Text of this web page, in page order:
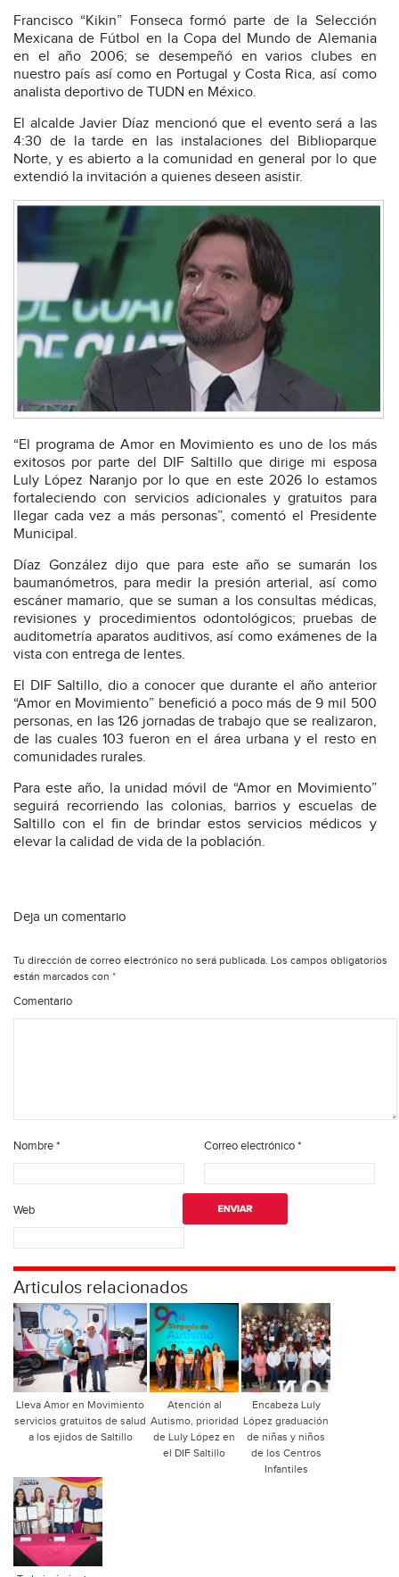
Francisco “Kikin” Fonseca formó parte de la Selección
Mexicana de Fútbol en la Copa del Mundo de Alemania
en el año 2006; se desempeñó en varios clubes en
nuestro país así como en Portugal y Costa Rica, así como
analista deportivo de TUDN en México.
El alcalde Javier Díaz mencionó que el evento será a las
4:30 de la tarde en las instalaciones del Biblioparque
Norte, y es abierto a la comunidad en general por lo que
extendió la invitación a quienes deseen asistir.
“El programa de Amor en Movimiento es uno de los más
exitosos por parte del DIF Saltillo que dirige mi esposa
Luly López Naranjo por lo que en este 2026 lo estamos
fortaleciendo con servicios adicionales y gratuitos para
llegar cada vez a más personas”, comentó el Presidente
Municipal.
Díaz González dijo que para este año se sumarán los
baumanómetros, para medir la presión arterial, así como
escáner mamario, que se suman a los consultas médicas,
revisiones y procedimientos odontológicos; pruebas de
auditometría aparatos auditivos, así como exámenes de la
vista con entrega de lentes.
El DIF Saltillo, dio a conocer que durante el año anterior
“Amor en Movimiento” benefició a poco más de 9 mil 500
personas, en las 126 jornadas de trabajo que se realizaron,
de las cuales 103 fueron en el área urbana y el resto en
comunidades rurales.
Para este año, la unidad móvil de “Amor en Movimiento”
seguirá recorriendo las colonias, barrios y escuelas de
Saltillo con el fin de brindar estos servicios médicos y
elevar la calidad de vida de la población.
Deja un comentario
Tu dirección de correo electrónico no será publicada. Los campos obligatorios
están marcados con *
Comentario
Nombre* Correo electrónico*
Web
Articulos relacionados
Lleva Amor en Movimiento
servicios gratuitos de salud
a los ejidos de Saltillo
Atención al
Autismo, prioridad
de Luly López en
el DIF Saltillo
Encabeza Luly
López graduación
de niñas y niños
de los Centros
Infantiles